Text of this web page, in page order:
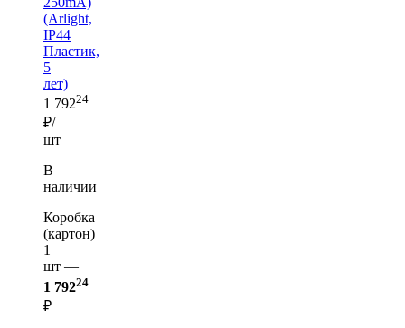
(Arlight,
IP44
Пластик,
5
лет)
1 79224
₽/
шт
В
наличии
Коробка
(картон)
1
шт —
1 79224
₽